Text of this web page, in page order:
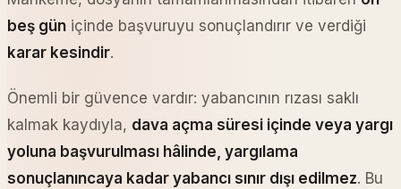
beş gün içinde başvuruyu sonuçlandırır ve verdiği
karar kesindir.
Önemli bir güvence vardır: yabancının rızası saklı
kalmak kaydıyla, dava açma süresi içinde veya yargı
yoluna başvurulması hâlinde, yargılama
sonuçlanıncaya kadar yabancı sınır dışı edilmez. Bu